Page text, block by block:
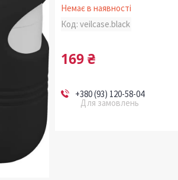
Немає в наявності
Код:veilcase.black
169 ₴
+380 (93) 120-58-04
Для замовлень